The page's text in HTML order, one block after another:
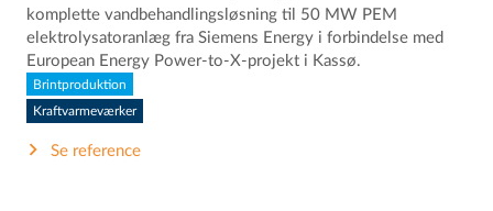
komplette vandbehandlingsløsning til 50 MW PEM
elektrolysatoranlæg fra Siemens Energy i forbindelse med
European Energy Power-to-X-projekt i Kassø.
Brintproduktion
Kraftvarmeværker
Se reference